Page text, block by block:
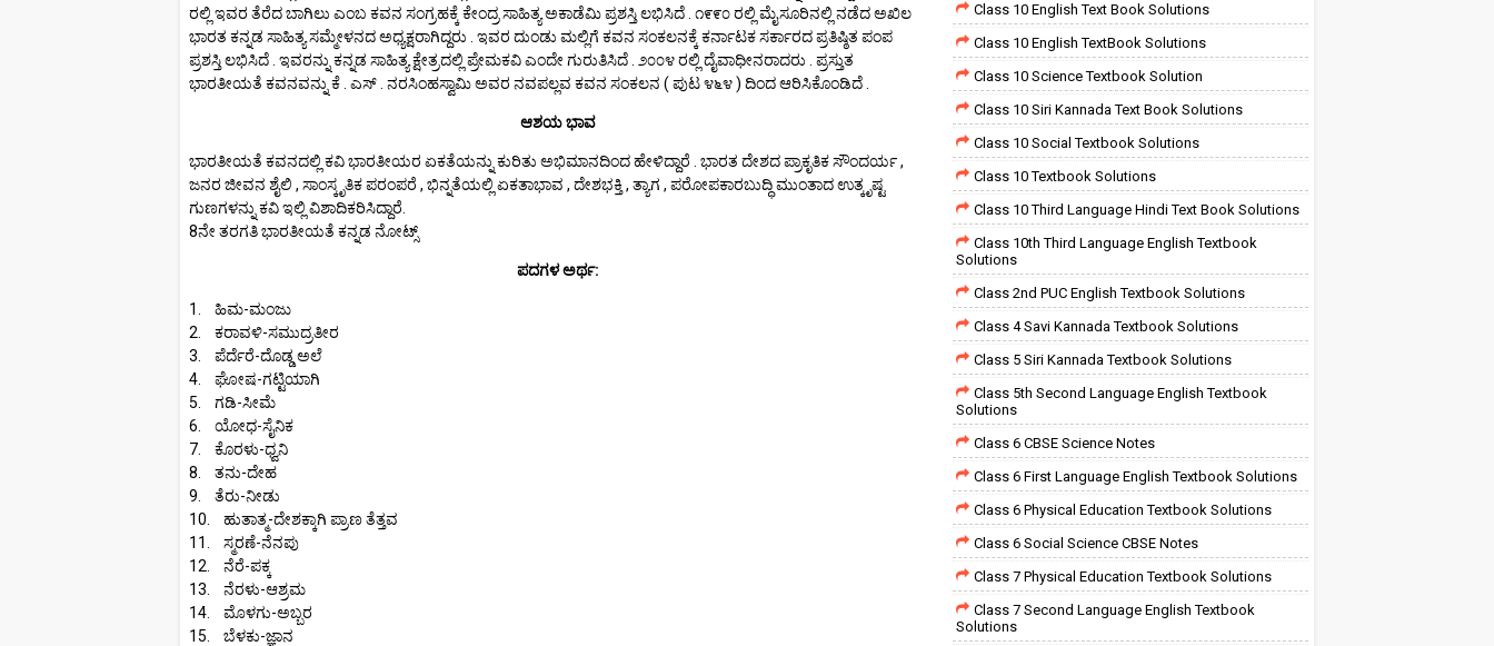
ರಲ್ಲಿ ಇವರ ತೆರೆದ ಬಾಗಿಲು ಎಂಬ ಕವನ ಸಂಗ್ರಹಕ್ಕೆ ಕೇಂದ್ರ ಸಾಹಿತ್ಯ ಅಕಾಡೆಮಿ ಪ್ರಶಸ್ತಿ ಲಭಿಸಿದೆ . ೧೯೯೦ ರಲ್ಲಿ ಮೈಸೂರಿನಲ್ಲಿ ನಡೆದ ಅಖಿಲ
ಭಾರತ ಕನ್ನಡ ಸಾಹಿತ್ಯ ಸಮ್ಮೇಳನದ ಅಧ್ಯಕ್ಷರಾಗಿದ್ದರು . ಇವರ ದುಂಡು ಮಲ್ಲಿಗೆ ಕವನ ಸಂಕಲನಕ್ಕೆ ಕರ್ನಾಟಕ ಸರ್ಕಾರದ ಪ್ರತಿಷ್ಠಿತ ಪಂಪ
ಪ್ರಶಸ್ತಿ ಲಭಿಸಿದೆ . ಇವರನ್ನು ಕನ್ನಡ ಸಾಹಿತ್ಯ ಕ್ಷೇತ್ರದಲ್ಲಿ ಪ್ರೇಮಕವಿ ಎಂದೇ ಗುರುತಿಸಿದೆ . ೨೦೦೪ ರಲ್ಲಿ ದೈವಾಧೀನರಾದರು . ಪ್ರಸ್ತುತ
ಭಾರತೀಯತೆ ಕವನವನ್ನು ಕೆ . ಎಸ್ . ನರಸಿಂಹಸ್ವಾಮಿ ಅವರ ನವಪಲ್ಲವ ಕವನ ಸಂಕಲನ ( ಪುಟ ೪೬೪ ) ದಿಂದ ಆರಿಸಿಕೊಂಡಿದೆ .
ಆಶಯ ಭಾವ
ಭಾರತೀಯತೆ ಕವನದಲ್ಲಿ ಕವಿ ಭಾರತೀಯರ ಏಕತೆಯನ್ನು ಕುರಿತು ಅಭಿಮಾನದಿಂದ ಹೇಳಿದ್ದಾರೆ . ಭಾರತ ದೇಶದ ಪ್ರಾಕೃತಿಕ ಸೌಂದರ್ಯ ,
ಜನರ ಜೀವನ ಶೈಲಿ , ಸಾಂಸ್ಕೃತಿಕ ಪರಂಪರೆ , ಭಿನ್ನತೆಯಲ್ಲಿ ಏಕತಾಭಾವ , ದೇಶಭಕ್ತಿ , ತ್ಯಾಗ , ಪರೋಪಕಾರಬುದ್ಧಿ ಮುಂತಾದ ಉತ್ಕೃಷ್ಟ
ಗುಣಗಳನ್ನು ಕವಿ ಇಲ್ಲಿ ವಿಶಾದಿಕರಿಸಿದ್ದಾರೆ.
8ನೇ ತರಗತಿ ಭಾರತೀಯತೆ ಕನ್ನಡ ನೋಟ್ಸ್
ಪದಗಳ ಅರ್ಥ:
1. ಹಿಮ-ಮಂಜು
2. ಕರಾವಳಿ-ಸಮುದ್ರತೀರ
3. ಪೆರ್ದೆರೆ-ದೊಡ್ಡ ಅಲೆ
4. ಘೋಷ-ಗಟ್ಟಿಯಾಗಿ
5. ಗಡಿ-ಸೀಮೆ
6. ಯೋಧ-ಸೈನಿಕ
7. ಕೊರಳು-ಧ್ವನಿ
8. ತನು-ದೇಹ
9. ತೆರು-ನೀಡು
10. ಹುತಾತ್ಮ-ದೇಶಕ್ಕಾಗಿ ಪ್ರಾಣ ತೆತ್ತವ
11. ಸ್ಮರಣೆ-ನೆನಪು
12. ನೆರೆ-ಪಕ್ಕ
13. ನೆರಳು-ಆಶ್ರಮ
14. ಮೊಳಗು-ಅಬ್ಬರ
15. ಬೆಳಕು-ಜ್ಞಾನ
Class 10 English Text Book Solutions
Class 10 English TextBook Solutions
Class 10 Science Textbook Solution
Class 10 Siri Kannada Text Book Solutions
Class 10 Social Textbook Solutions
Class 10 Textbook Solutions
Class 10 Third Language Hindi Text Book Solutions
Class 10th Third Language English Textbook
Solutions
Class 2nd PUC English Textbook Solutions
Class 4 Savi Kannada Textbook Solutions
Class 5 Siri Kannada Textbook Solutions
Class 5th Second Language English Textbook
Solutions
Class 6 CBSE Science Notes
Class 6 First Language English Textbook Solutions
Class 6 Physical Education Textbook Solutions
Class 6 Social Science CBSE Notes
Class 7 Physical Education Textbook Solutions
Class 7 Second Language English Textbook
Solutions